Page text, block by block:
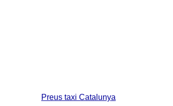
Preus taxi Catalunya